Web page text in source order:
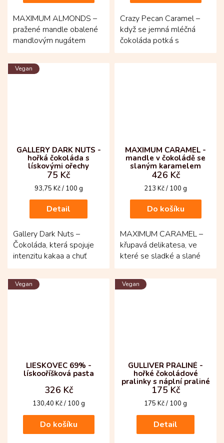
MAXIMUM ALMONDS –
pražené mandle obalené
mandlovým nugátem
potažené mléčnou
čokoládou s dotekem
višně – křupavé...
Crazy Pecan Caramel –
když se jemná mléčná
čokoláda potká s
pekanovými ořechy a
křupavým slaným
Vegan
GALLERY DARK NUTS -
hořká čokoláda s
lískovými ořechy
75 Kč
Měrná
93,75 Kč / 100 g
Detail
Gallery Dark Nuts –
Čokoláda, která spojuje
intenzitu kakaa a chuť
ořechů! Hořká tabulka z
kolumbijské oblasti Huila...
MAXIMUM CARAMEL -
mandle v čokoládě se
slaným karamelem
426 Kč
Měrná
213 Kč / 100 g
Do košíku
MAXIMUM CARAMEL –
křupavá delikatesa, ve
které se sladké a slané
potkává v dokonale
svůdném soustu! Pražené
mandle...
Vegan
LIESKOVEC 69% -
lískooříšková pasta
326 Kč
Měrná
130,40 Kč / 100 g
Do košíku
Vegan
GULLIVER PRALINÉ -
hořké čokoládové
pralinky s náplní praliné
175 Kč
Měrná
175 Kč / 100 g
Detail